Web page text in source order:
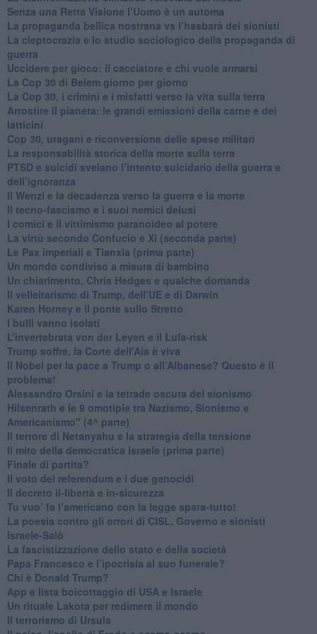
Senza una Retta Visione l’Uomo è un automa
​La propaganda bellica nostrana vs l’hasbarà dei sionisti
​La cleptocrazia e lo studio sociologico della propaganda di
guerra
​Uccidere per gioco: il cacciatore e chi vuole armarsi
​La Cop 30 di Belem giorno per giorno
La Cop 30, i crimini e i misfatti verso la vita sulla terra
Arrostire il pianeta: le grandi emissioni della carne e dei
latticini
​Cop 30, uragani e riconversione delle spese militari
La responsabilità storica della morte sulla terra
PTSD e suicidi svelano l’intento suicidario della guerra e
dell’ignoranza
Il Wenzi e la decadenza verso la guerra e la morte
​Il tecno-fascismo e i suoi nemici delusi
​I comici e il vittimismo paranoideo al potere
​La virtù secondo Confucio e Xi (seconda parte)
Le Pax imperiali e Tianxia (prima parte)
Un mondo condiviso a misura di bambino
​Un chiarimento, Chris Hedges e qualche domanda
Il velleitarismo di Trump, dell’UE e di Darwin
​Karen Horney e il ponte sullo Stretto
​I bulli vanno isolati
L’invertebrata von der Leyen e il Lula-risk
Trump soffre, la Corte dell'Aia è viva
​Il Nobel per la pace a Trump o all’Albanese? Questo è il
problema!
​Alessandro Orsini e la tetrade oscura del sionismo
​Hilsenrath e le 9 omotipie tra Nazismo, Sionismo e
Americanismo" (4^ parte)
​Il terrore di Netanyahu e la strategia della tensione
Il mito della democratica Israele (prima parte)
​Finale di partita?
​Il voto del referendum e i due genocidi
Il decreto il-libertà e in-sicurezza
Tu vuo’ fa l’americano con la legge spara-tutto!
La poesia contro gli orrori di CISL, Governo e sionisti
Israele-Salò
​La fascistizzazione dello stato e della società
Papa Francesco e l’ipocrisia al suo funerale?
​Chi è Donald Trump?
App e lista boicottaggio di USA e Israele
​Un rituale Lakota per redimere il mondo
Il terrorismo di Ursula